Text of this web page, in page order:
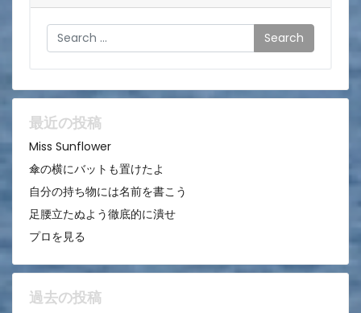
ョ
ン
Search
最近の投稿
Miss Sunflower
傘の横にバットも置けたよ
自分の持ち物には名前を書こう
足腰立たぬよう徹底的に潰せ
プロを見る
過去の投稿